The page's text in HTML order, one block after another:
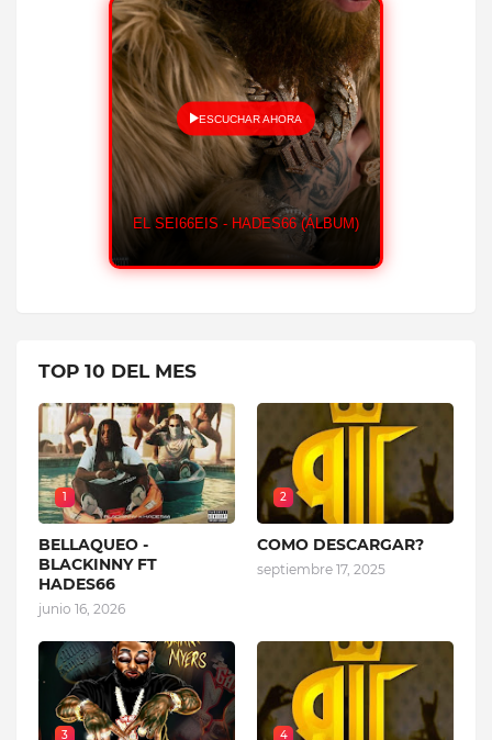
ESCUCHAR AHORA
EL SEI66EIS - HADES66 (ÁLBUM)
TOP 10 DEL MES
1
BELLAQUEO -
BLACKINNY FT
HADES66
junio 16, 2026
2
COMO DESCARGAR?
septiembre 17, 2025
3 4